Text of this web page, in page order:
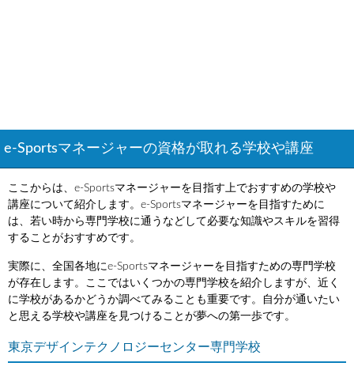
e-Sportsマネージャーの資格が取れる学校や講座
ここからは、e-Sportsマネージャーを目指す上でおすすめの学校や
講座について紹介します。e-Sportsマネージャーを目指すために
は、若い時から専門学校に通うなどして必要な知識やスキルを習得
することがおすすめです。
実際に、全国各地にe-Sportsマネージャーを目指すための専門学校
が存在します。ここではいくつかの専門学校を紹介しますが、近く
に学校があるかどうか調べてみることも重要です。自分が通いたい
と思える学校や講座を見つけることが夢への第一歩です。
東京デザインテクノロジーセンター専門学校